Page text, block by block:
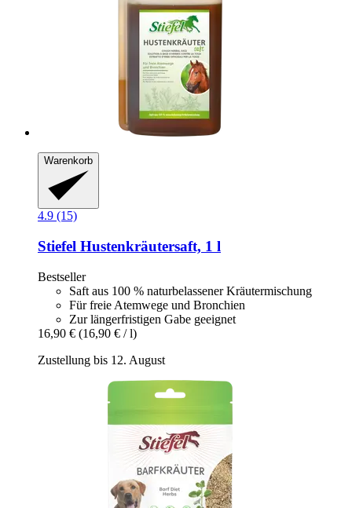
Warenkorb
4.9 (15)
Stiefel Hustenkräutersaft, 1 l
Bestseller
Saft aus 100 % naturbelassener Kräutermischung
Für freie Atemwege und Bronchien
Zur längerfristigen Gabe geeignet
16,90 € (16,90 € / l)
Zustellung bis 12. August